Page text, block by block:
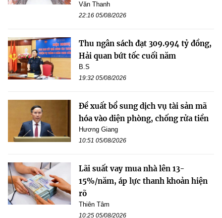
Văn Thanh
22:16 05/08/2026
Thu ngân sách đạt 309.994 tỷ đồng,
Hải quan bứt tốc cuối năm
B.S
19:32 05/08/2026
Đề xuất bổ sung dịch vụ tài sản mã
hóa vào diện phòng, chống rửa tiền
Hương Giang
10:51 05/08/2026
Lãi suất vay mua nhà lên 13-
15%/năm, áp lực thanh khoản hiện
rõ
Thiên Tâm
10:25 05/08/2026